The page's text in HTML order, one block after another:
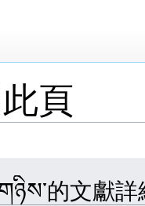
頁
的文獻詳